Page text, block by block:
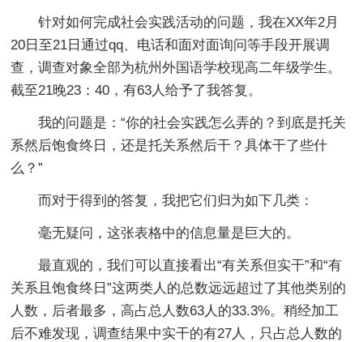
针对如何完成社会实践活动的问题，我在XX年2月
20日至21日通过qq、电话和面对面询问等手段开展调
查，调查对象全部为杭州外国语学校现高二年级学生。
截至21晚23：40，有63人给予了我答复。
我的问题是：“你的社会实践怎么弄的？到底是托关
系然后饱食终日，还是托关系然后干？具体干了些什
么？”
而对于得到的答复，我把它们归为如下几类：
毫无疑问，这张表格中的信息量是巨大的。
最直观的，我们可以直接看出“有关系但实干”和“有
关系且饱食终日”这两类人的总数远远超过了其他类别的
人数，后者最多，高占总人数63人的33.3%。稍经加工
后不难发现，调查结果中实干的有27人，只占总人数的